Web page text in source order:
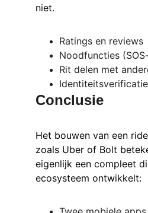
niet.
Ratings en reviews
Noodfuncties
Rit delen met
Identiteitsverificatie
Conclusie
Het bouwen van een
zoals Uber of Bolt
eigenlijk een compleet
ecosysteem ontwikkelt: